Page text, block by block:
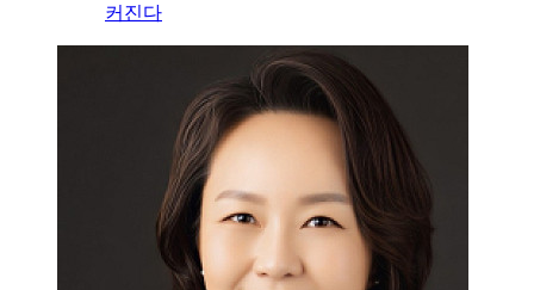
커진다